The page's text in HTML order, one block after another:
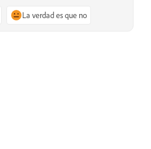
La verdad es que no